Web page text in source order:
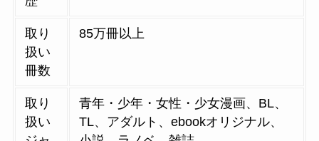
扱い
ジャ
ンル
TL、アダルト、ebookオリジナル、
支払
い方
PayPay(ペイペイ)、Ｔポイント、ク
レジットカード、ウェブマネー、キ